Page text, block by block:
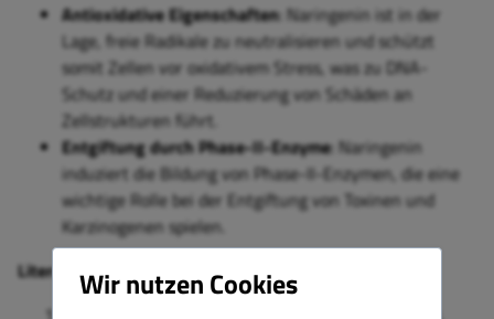
Antioxidative Eigenschaften: Naringenin ist in der
Lage, freie Radikale zu neutralisieren und schützt
somit Zellen vor oxidativem Stress, was zu DNA-
Schutz und einer Reduzierung von Schäden an
Zellstrukturen führt.
Entgiftung durch Phase-II-Enzyme: Naringenin
induziert die Bildung von Phase-II-Enzymen, die eine
wichtige Rolle bei der Entgiftung von Toxinen und
Karzinogenen spielen.
LiteraturWir nutzen Cookies